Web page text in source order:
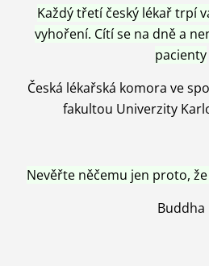
Každý třetí český lékař trpí
vyhoření. Cítí se na dně a
pacienty
Česká lékařská komora ve
fakultou Univerzity
Nevěřte něčemu jen proto,
Buddha